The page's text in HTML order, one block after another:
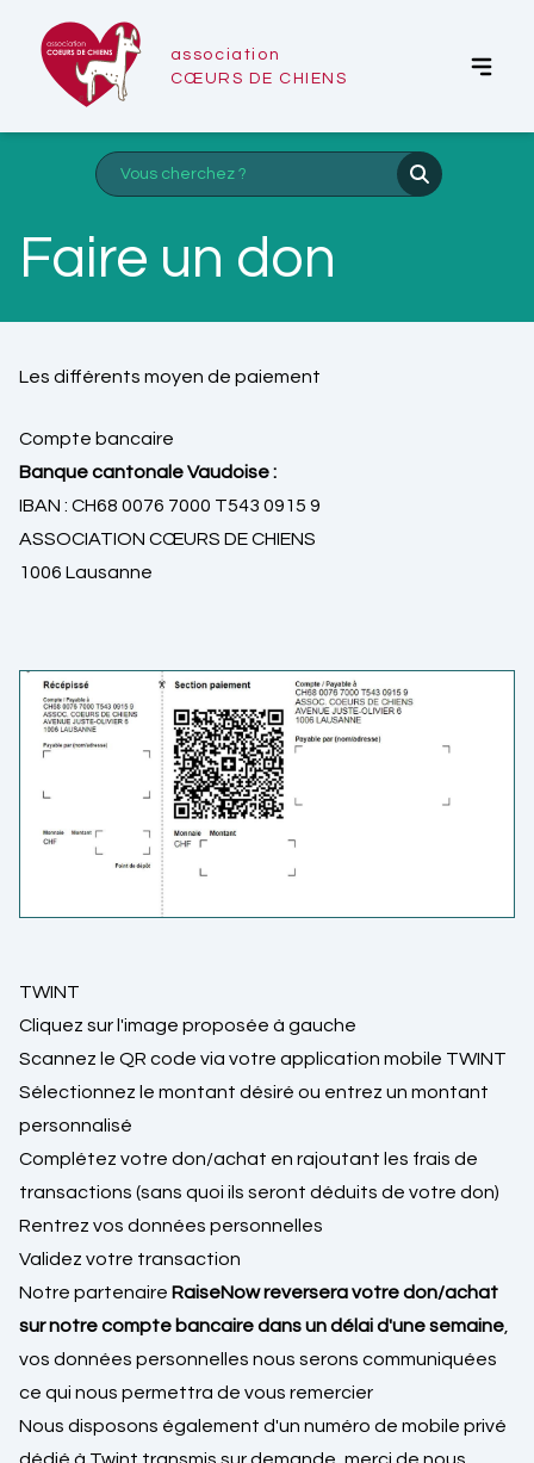
association
CŒURS DE CHIENS
Faire un don
Les différents moyen de paiement
Compte bancaire
Banque cantonale Vaudoise :
IBAN : CH68 0076 7000 T543 0915 9
ASSOCIATION CŒURS DE CHIENS
1006 Lausanne
TWINT
Cliquez sur l'image proposée à gauche
Scannez le QR code via votre application mobile TWINT
Sélectionnez le montant désiré ou entrez un montant
personnalisé
Complétez votre don/achat en rajoutant les frais de
transactions (sans quoi ils seront déduits de votre don)
Rentrez vos données personnelles
Validez votre transaction
Notre partenaire RaiseNow reversera votre don/achat
sur notre compte bancaire dans un délai d'une semaine,
vos données personnelles nous serons communiquées
ce qui nous permettra de vous remercier
Nous disposons également d'un numéro de mobile privé